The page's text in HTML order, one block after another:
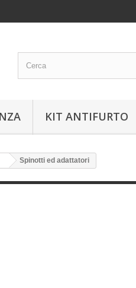
KIT ANTIFURTO
Spinotti ed adattatori